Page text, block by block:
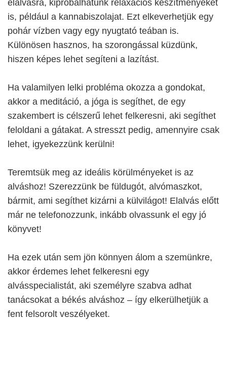
elalvásra, kipróbálhatunk relaxációs készítményeket
is, például a kannabiszolajat. Ezt elkeverhetjük egy
pohár vízben vagy egy nyugtató teában is.
Különösen hasznos, ha szorongással küzdünk,
hiszen képes lehet segíteni a lazítást.
Ha valamilyen lelki probléma okozza a gondokat,
akkor a meditáció, a jóga is segíthet, de egy
szakembert is célszerű lehet felkeresni, aki segíthet
feloldani a gátakat. A stresszt pedig, amennyire csak
lehet, igyekezzünk kerülni!
Teremtsük meg az ideális körülményeket is az
alváshoz! Szerezzünk be füldugót, alvómaszkot,
bármit, ami segíthet kizárni a külvilágot! Elalvás előtt
már ne telefonozzunk, inkább olvassunk el egy jó
könyvet!
Ha ezek után sem jön könnyen álom a szemünkre,
akkor érdemes lehet felkeresni egy
alvásspecialistát, aki személyre szabva adhat
tanácsokat a békés alváshoz – így elkerülhetjük a
fent felsorolt veszélyeket.